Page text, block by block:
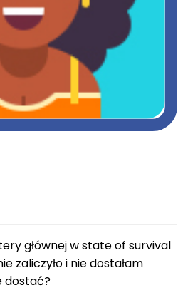
głównej w state of survival
zaliczyło i nie dostałam
dostać?